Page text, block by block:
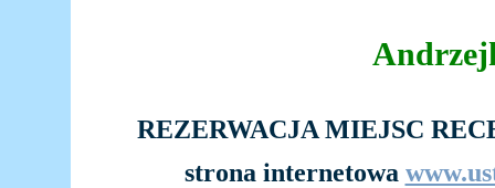
REZERWACJA MIEJSC
strona internetowa